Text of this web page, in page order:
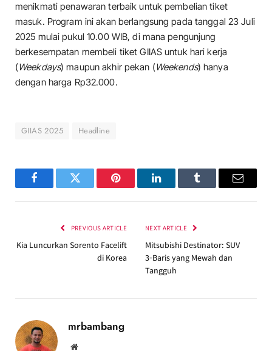
menikmati penawaran terbaik untuk pembelian tiket
masuk. Program ini akan berlangsung pada tanggal 23 Juli
2025 mulai pukul 10.00 WIB, di mana pengunjung
berkesempatan membeli tiket GIIAS untuk hari kerja
(Weekdays) maupun akhir pekan (Weekends) hanya
dengan harga Rp32.000.
GIIAS 2025 Headline
FacebookTwitter Pinterest LinkedInTumblr Email
PREVIOUS ARTICLE
Kia Luncurkan Sorento Facelift
di Korea
NEXT ARTICLE
Mitsubishi Destinator: SUV
3‑Baris yang Mewah dan
Tangguh
mrbambang
Website